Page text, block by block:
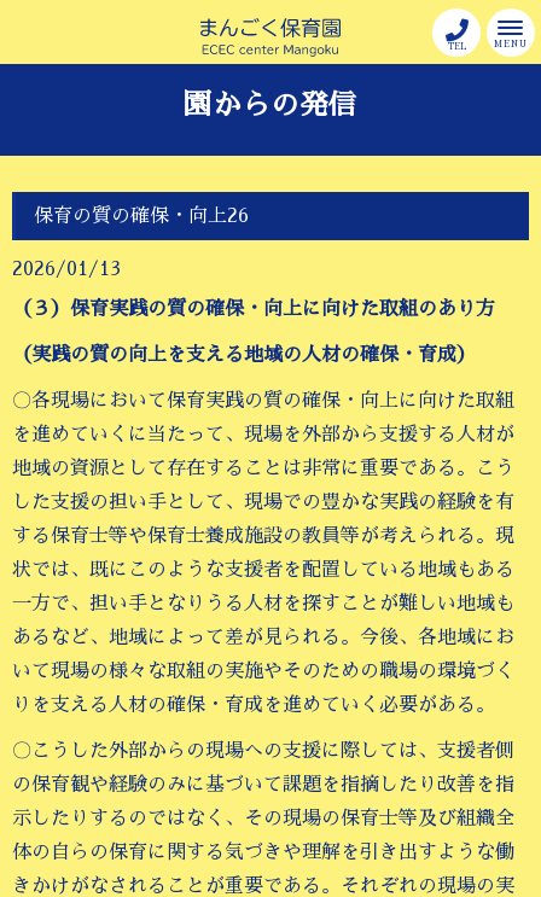
MENU
TEL
園からの発信
保育の質の確保・向上26
2026/01/13
（３）保育実践の質の確保・向上に向けた取組のあり方
（実践の質の向上を支える地域の人材の確保・育成）
〇各現場において保育実践の質の確保・向上に向けた取組
を進めていくに当たって、現場を外部から支援する人材が
地域の資源として存在することは非常に重要である。こう
した支援の担い手として、現場での豊かな実践の経験を有
する保育士等や保育士養成施設の教員等が考えられる。現
状では、既にこのような支援者を配置している地域もある
一方で、担い手となりうる人材を探すことが難しい地域も
あるなど、地域によって差が見られる。今後、各地域にお
いて現場の様々な取組の実施やそのための職場の環境づく
りを支える人材の確保・育成を進めていく必要がある。
〇こうした外部からの現場への支援に際しては、支援者側
の保育観や経験のみに基づいて課題を指摘したり改善を指
示したりするのではなく、その現場の保育士等及び組織全
体の自らの保育に関する気づきや理解を引き出すような働
きかけがなされることが重要である。それぞれの現場の実